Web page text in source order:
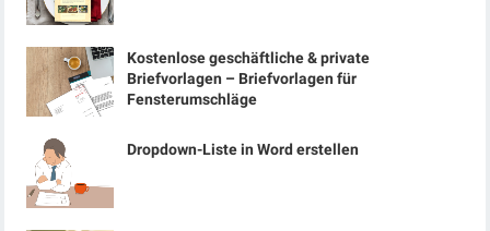
Kostenlose geschäftliche & private
Briefvorlagen – Briefvorlagen für
Fensterumschläge
Dropdown-Liste in Word erstellen